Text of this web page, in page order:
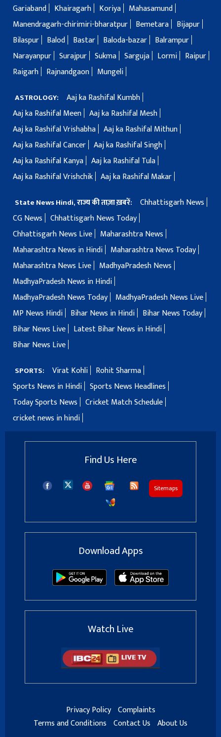
Gariaband
Khairagarh Koriya
Mahasamund
Manendragarh-chirimiri-bharatpur
Bemetara
Bijapur
Bilaspur
Balod Bastar Baloda-bazar
Balrampur
Narayanpur Surajpur Sukma Sarguja Lormi
Raipur
Raigarh
Rajnandgaon Mungeli
ASTROLOGY:
Aaj ka Rashifal Kumbh
Aaj ka Rashifal Meen Aaj ka Rashifal Mesh
Aaj ka Rashifal Vrishabha Aaj ka Rashifal Mithun
Aaj ka Rashifal Cancer Aaj ka Rashifal Singh
Aaj ka Rashifal Kanya Aaj ka Rashifal Tula
Aaj ka Rashifal Vrishchik Aaj ka Rashifal Makar
State News Hindi, राज्य की ताज़ा ख़बरें:
Chhattisgarh News
CG News
Chhattisgarh News Today
Chhattisgarh News Live
Maharashtra News
Maharashtra News in Hindi
Maharashtra News Today
Maharashtra News Live
MadhyaPradesh News
MadhyaPradesh News in Hindi
MadhyaPradesh News Today
MadhyaPradesh News Live
MP News Hindi
Bihar News in Hindi
Bihar News Today
Bihar News Live
Latest Bihar News in Hindi
Bihar News Live
SPORTS: Virat Kohli
Rohit Sharma
Sports News in Hindi Sports News Headlines
Today Sports News
Cricket Match Schedule
cricket news in hindi
Find Us Here
Sitemaps
Download Apps
Watch Live
Privacy Policy Complaints
Terms and Conditions Contact Us About Us